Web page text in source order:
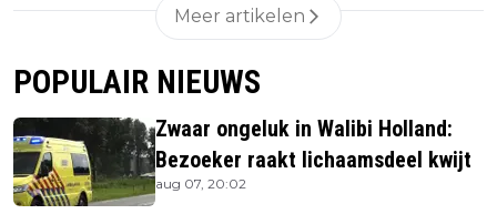
Meer artikelen
POPULAIR NIEUWS
Zwaar ongeluk in Walibi Holland:
Bezoeker raakt lichaamsdeel kwijt
aug 07, 20:02